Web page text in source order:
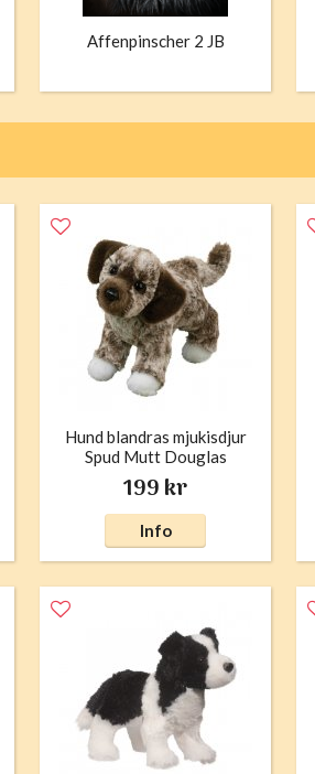
Affenpinscher 2 JB
Hund blandras mjukisdjur
Spud Mutt Douglas
199 kr
Info